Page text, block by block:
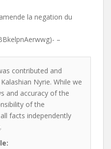
la negation du
–
contributed and
Nyrie. While we
and accuracy of the
of the
facts independently